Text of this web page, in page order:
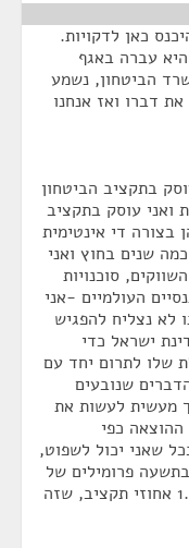
כאן לדקויות.
עברה באגף
הביטחון, נשמע
דברו ואז אנחנו
בתקציב הביטחון
ואני עוסק בתקציב
מהן בצורה די אינטימית
שנים בחוץ ואני
סוכנויות
העולמיים -אני
לא נצליח להפגיש
ישראל כדי
שלו לתרום יחד עם
שנובעים
מעשית לעשות את
כפי
שאני יכול לשפוט,
פרומילים של
תוצר, זה 0.9 אחוזי תוצר, שזה בערך 1.7 אחוזי תקציב, שזה